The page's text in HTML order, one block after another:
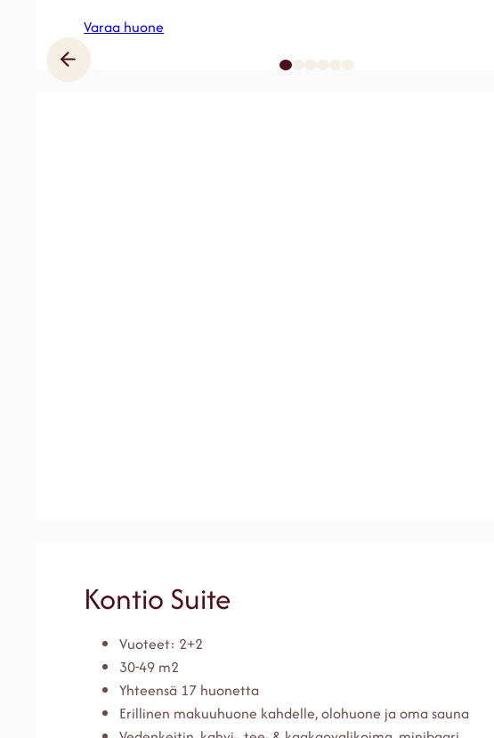
Varaa huone
Kontio Suite
Vuoteet: 2+2
30-49 m2
Yhteensä 17 huonetta
Erillinen makuuhuone kahdelle, olohuone ja oma sauna